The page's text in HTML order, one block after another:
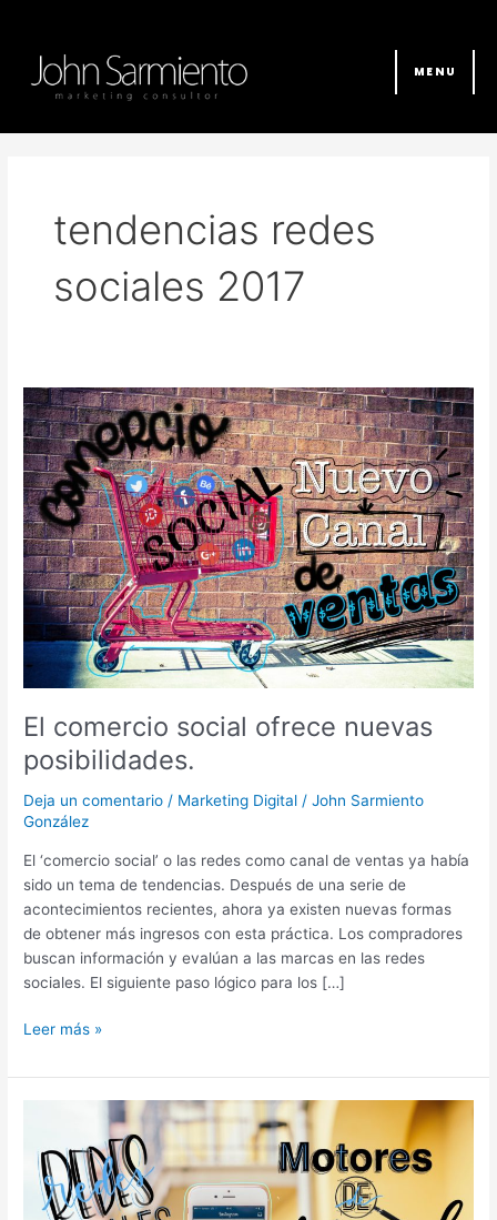
contenido
MENU
tendencias redes
sociales 2017
El comercio social ofrece nuevas
posibilidades.
Deja un comentario / Marketing Digital /John Sarmiento
González
El ‘comercio social’ o las redes como canal de ventas ya había
sido un tema de tendencias. Después de una serie de
acontecimientos recientes, ahora ya existen nuevas formas
de obtener más ingresos con esta práctica. Los compradores
buscan información y evalúan a las marcas en las redes
sociales. El siguiente paso lógico para los […]
El
comercio
social
ofrece
nuevas
posibilidades.
Leer más »
sociales
compiten
con